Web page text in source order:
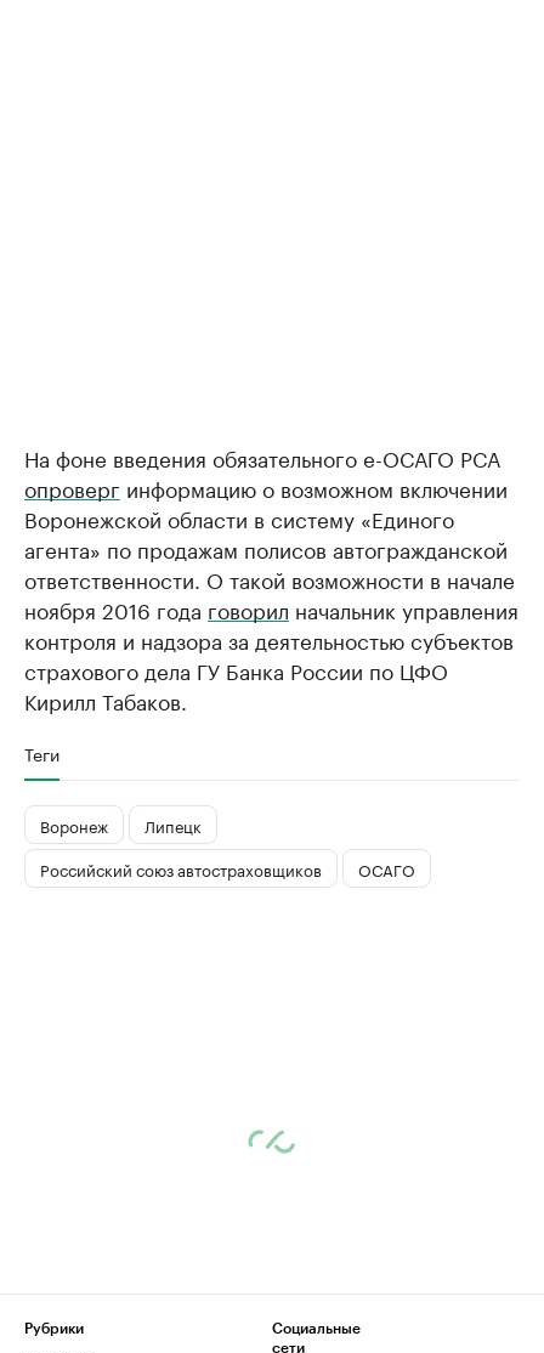
На фоне введения обязательного е-ОСАГО РСА
опроверг информацию о возможном включении
Воронежской области в систему «Единого
агента» по продажам полисов автогражданской
ответственности. О такой возможности в начале
ноября 2016 года говорил начальник управления
контроля и надзора за деятельностью субъектов
страхового дела ГУ Банка России по ЦФО
Кирилл Табаков.
Теги
Воронеж
Липецк
Российский союз автостраховщиков
ОСАГО
Рубрики
Социальные
сети